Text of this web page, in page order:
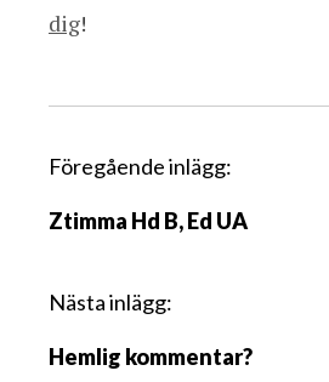
dig!
I
l
g
s
Föregående inlägg:
Ztimma Hd B, Ed UA
Nästa inlägg:
Hemlig kommentar?